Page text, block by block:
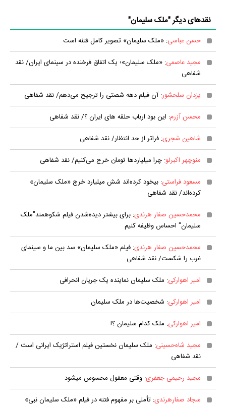
نقدهای دیگر "ملک سلیمان"
حسن عباسی: «ملک سلیمان» تصویر کامل فتنه است
مجید عاصمی: «ملک سلیمان»؛ یک اتفاق فرخنده در سینمای ایران/ نقد
شفاهی
یزدان سلحشور: آن فیلم دهه شصتی را ترجیح می‌دهم/ نقد شفاهی
محسن آزرم: این بود ارباب حلقه های ایران ؟/ نقد شفاهی
شاهین شجری: فراتر از حد انتظار/ نقد شفاهی
منوچهر اکبرلو: چرا میلیارد‌ها تومان خرج می‌کنیم/ نقد شفاهی
مسعود فراستی: بیخود کرده‌اند شش میلیارد خرج «ملک سلیمان»
کرده‌اند/ نقد شفاهی
محمدحسین صفار هرندی: برای بیشتر دیده‌شدن فیلم شکوهمند"ملک
سلیمان" احساس وظیفه کنیم
محمدحسین صفار هرندی: فیلم «ملک سلیمان» سد بین ما و سینمای
غرب را شکست/ نقد شفاهی
امیر اهوارکی: ملک سلیمان نماینده یک جریان انحرافی
امیر اهوارکی: شخصیت‌ها در ملک سلیمان
امیر اهوارکی: ملک کدام سلیمان ؟!
مجید شاه‌حسینی: ملک سلیمان نخستین فیلم استراتژیک ایرانی است /
نقد شفاهی
مجید رحیمی جعفری: وقتی معقول محسوس می‎شود
سجاد صفارهرندی: تأملی بر مفهوم فتنه در فیلم «ملک سلیمان نبی»